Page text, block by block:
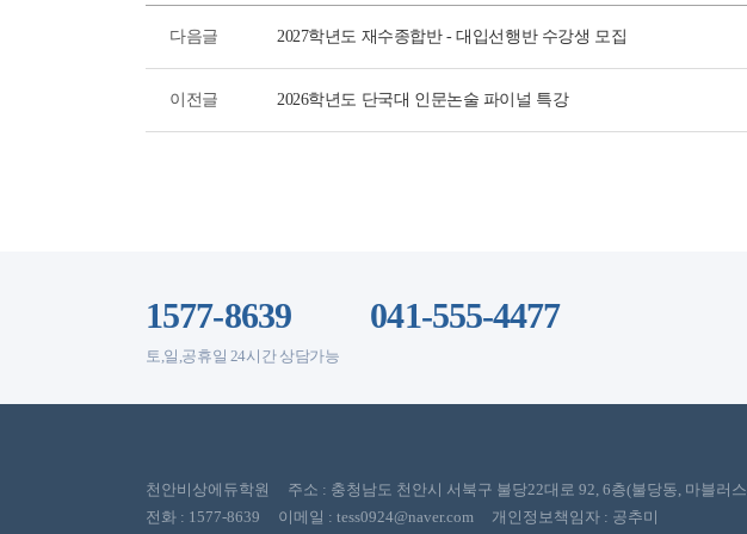
다음글 2027학년도 재수종합반 - 대입선행반 수강생 모집
이전글 2026학년도 단국대 인문논술 파이널 특강
1577-8639
토,일,공휴일 24시간 상담가능
041-555-4477
천안비상에듀학원 주소 : 충청남도 천안시 서북구 불당22대로 92, 6층(불당동, 마블
전화 : 1577-8639 이메일 : tess0924@naver.com 개인정보책임자 : 공추미